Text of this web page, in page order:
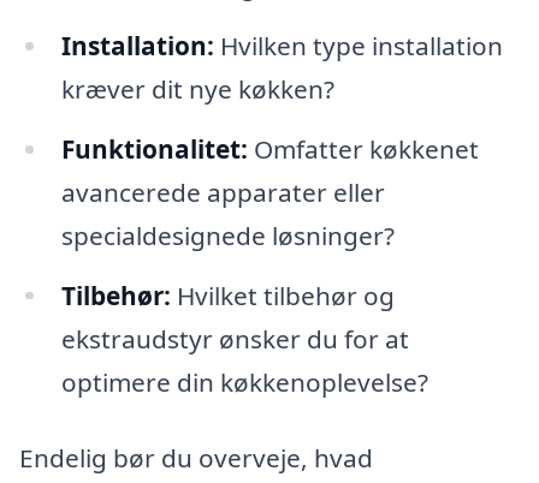
Installation: Hvilken type installation
kræver dit nye køkken?
Funktionalitet: Omfatter køkkenet
avancerede apparater eller
specialdesignede løsninger?
Tilbehør: Hvilket tilbehør og
ekstraudstyr ønsker du for at
optimere din køkkenoplevelse?
Endelig bør du overveje, hvad